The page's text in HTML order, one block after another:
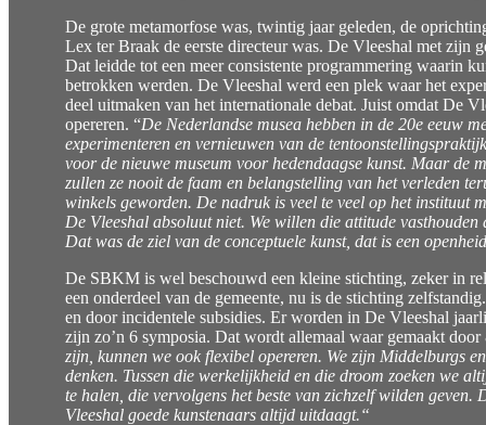
De grote metamorfose was, twintig jaar geleden, de
Lex ter Braak de eerste directeur was. De Vleeshal met zijn
Dat leidde tot een meer consistente programmering waarin
betrokken werden. De Vleeshal werd een plek waar het
deel uitmaken van het internationale debat. Juist omdat De
opereren. “De Nederlandse musea hebben in de 20e eeuw
experimenteren en vernieuwen van de
voor de nieuwe museum voor hedendaagse kunst. Maar de
zullen ze nooit de faam en belangstelling van het verleden
winkels geworden. De nadruk is veel te veel op het instituut
De Vleeshal absoluut niet. We willen die attitude
Dat was de ziel van de conceptuele kunst, dat is een
De SBKM is wel beschouwd een kleine stichting, zeker in
een onderdeel van de gemeente, nu is de stichting
en door incidentele subsidies. Er worden in De Vleeshal
zijn zo’n 6 symposia. Dat wordt allemaal waar gemaakt door
zijn, kunnen we ook flexibel opereren. We zijn Middelburgs
denken. Tussen die werkelijkheid en die droom zoeken we
te halen, die vervolgens het beste van zichzelf wilden
Vleeshal goede kunstenaars altijd uitdaagt.“